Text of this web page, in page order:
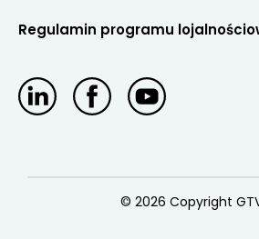
Regulamin programu
© 2026 Copyright